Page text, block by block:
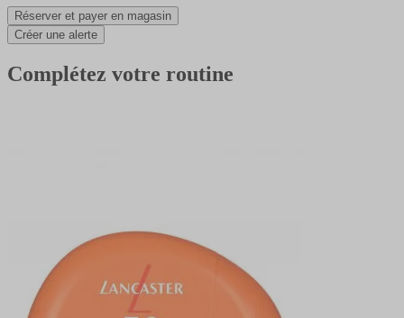
Réserver et payer en magasin
Créer une alerte
Complétez votre routine